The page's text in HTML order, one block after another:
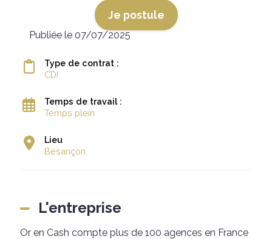
Je postule
Publiée le 07/07/2025
Type de contrat :
CDI
Temps de travail :
Temps plein
Lieu
Besançon
L'entreprise
Or en Cash compte plus de 100 agences en France